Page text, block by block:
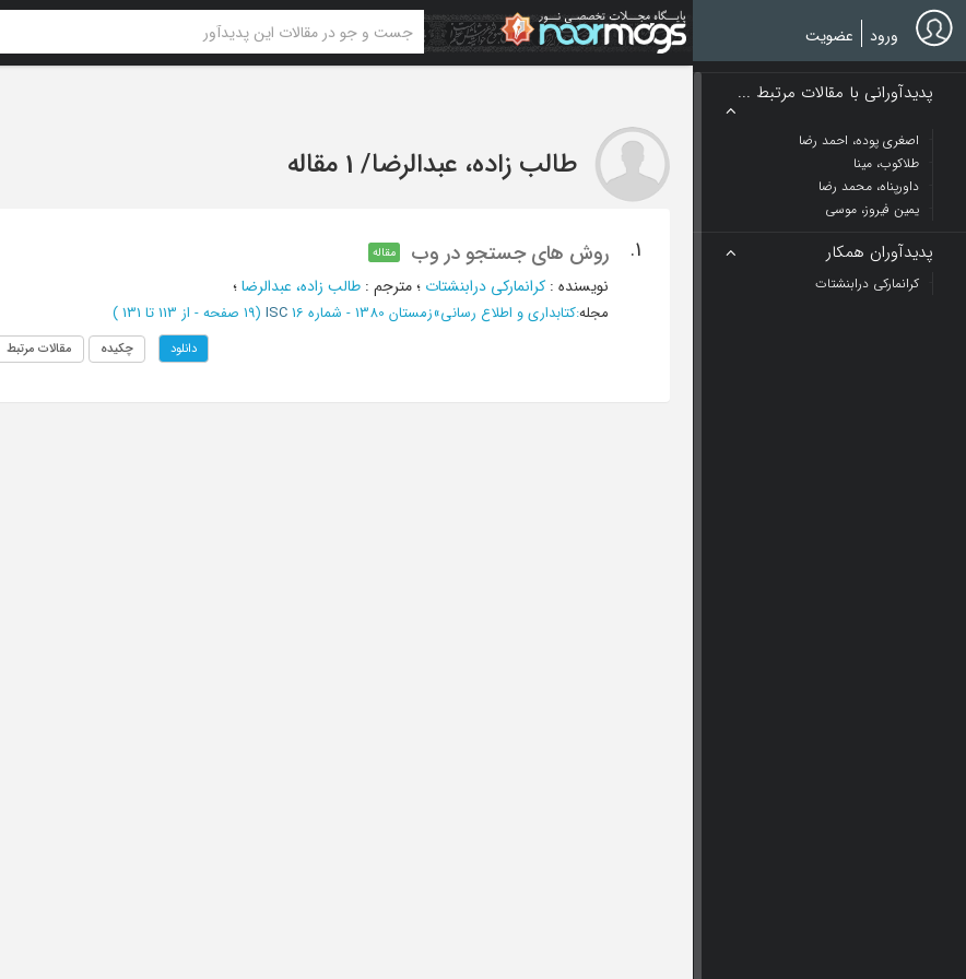
Skip
to
main
ورود عضویت
پدیدآورانی با مقالات مرتبط ...
اصغری پوده، احمد رضا
طلاکوب، مینا
داورپناه، محمد رضا
یمین فیروز، موسی
پدیدآوران همکار
کرانمارکی درابنشتات
طالب زاده، عبدالرضا/ 1 مقاله
1. روش های جستجو در وب مقاله
نویسنده : کرانمارکی درابنشتات ؛مترجم : طالب زاده، عبدالرضا؛
مجله:کتابداری و اطلاع رسانی»زمستان 1380 - شماره 16 ISC (‎19 صفحه - از 113 تا 131 )
دانلود چکیده مقالات مرتبط